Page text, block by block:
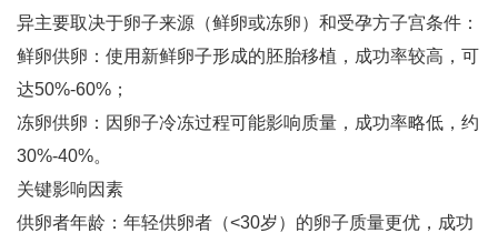
异主要取决于卵子来源（鲜卵或冻卵）和受孕方子宫条件：
鲜卵供卵‌：使用新鲜卵子形成的胚胎移植，成功率较高，可
达50%-60%‌；
冻卵供卵‌：因卵子冷冻过程可能影响质量，成功率略低，约
30%-40%‌。
关键影响因素
供卵者年龄‌：年轻供卵者（<30岁）的卵子质量更优，成功